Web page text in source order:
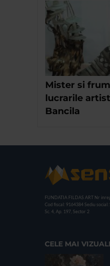
Mister si
lucrarile
Bancila
FUNDATIA FILDAS ART Nr
Cod fiscal: 9164384 Sediu
Sc. 4, Ap. 197, Sector 2
CELE MAI